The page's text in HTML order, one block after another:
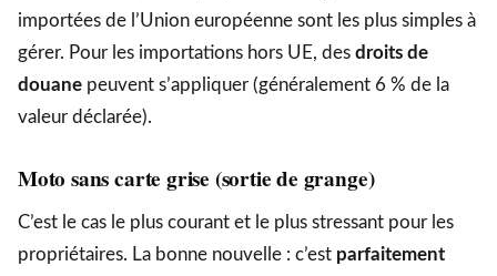
importées de l’Union européenne sont les plus simples à
gérer. Pour les importations hors UE, des droits de
douane peuvent s’appliquer (généralement 6 % de la
valeur déclarée).
Moto sans carte grise (sortie de grange)
C’est le cas le plus courant et le plus stressant pour les
propriétaires. La bonne nouvelle : c’est parfaitement